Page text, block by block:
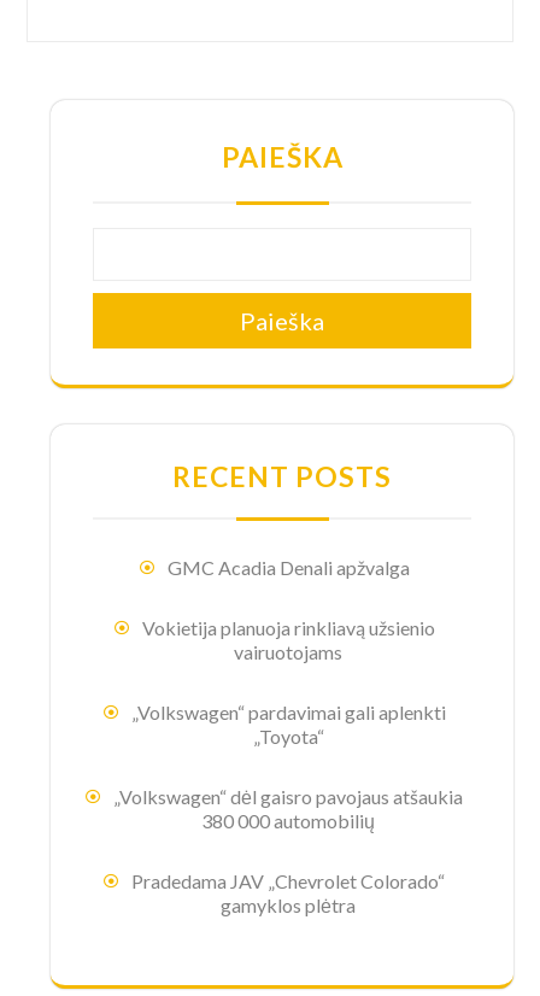
PAIEŠKA
Paieška
RECENT POSTS
GMC Acadia Denali apžvalga
Vokietija planuoja rinkliavą užsienio
vairuotojams
„Volkswagen“ pardavimai gali aplenkti
„Toyota“
„Volkswagen“ dėl gaisro pavojaus atšaukia
380 000 automobilių
Pradedama JAV „Chevrolet Colorado“
gamyklos plėtra